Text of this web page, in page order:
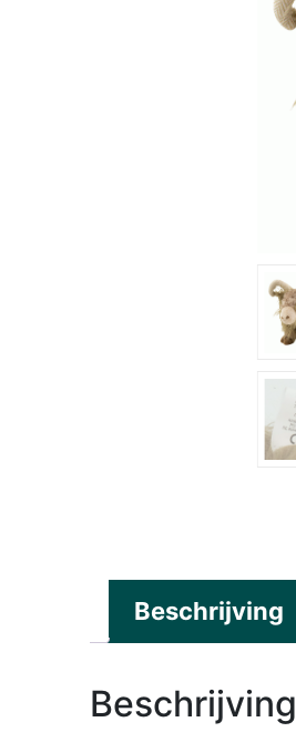
Beschrijving
Beschrijving